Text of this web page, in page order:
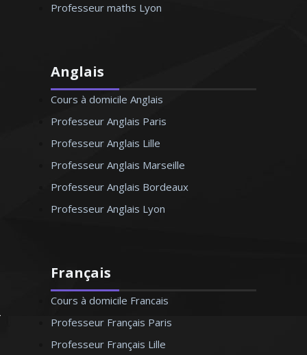
Professeur maths Lyon
Anglais
Cours à domicile Anglais
Professeur Anglais Paris
Professeur Anglais Lille
Professeur Anglais Marseille
Professeur Anglais Bordeaux
Professeur Anglais Lyon
Français
Cours à domicile Francais
Professeur Français Paris
Professeur Français Lille